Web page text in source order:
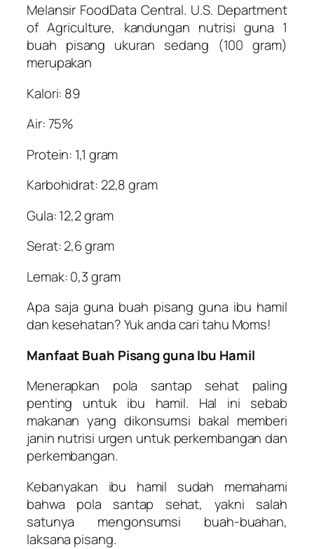
Melansir FoodData Central. U.S. Department
of Agriculture, kandungan nutrisi guna 1
buah pisang ukuran sedang (100 gram)
merupakan
Kalori: 89
Air: 75%
Protein: 1,1 gram
Karbohidrat: 22,8 gram
Gula: 12,2 gram
Serat: 2,6 gram
Lemak: 0,3 gram
Apa saja guna buah pisang guna ibu hamil
dan kesehatan? Yuk anda cari tahu Moms!
Manfaat Buah Pisang guna Ibu Hamil
Menerapkan pola santap sehat paling
penting untuk ibu hamil. Hal ini sebab
makanan yang dikonsumsi bakal memberi
janin nutrisi urgen untuk perkembangan dan
perkembangan.
Kebanyakan ibu hamil sudah memahami
bahwa pola santap sehat, yakni salah
satunya mengonsumsi buah-buahan,
laksana pisang.